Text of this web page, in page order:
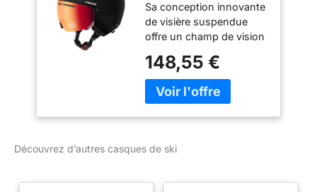
Unisexe, Noir,
XL/XXL
Sa conception innovante
de visière suspendue
offre un champ de vision
protection maximale Le
casque à visière Cinema
Pro de HEAD établit de
sports d'hiver Le
Fit de HEAD garantit un
148,55 €
Découvrez d’autres casques de ski